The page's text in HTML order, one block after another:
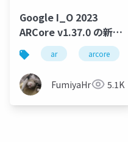
Google I_O 2023
ARCore v1.37.0 の新機
能
ar arcore
FumiyaHr 5.1K